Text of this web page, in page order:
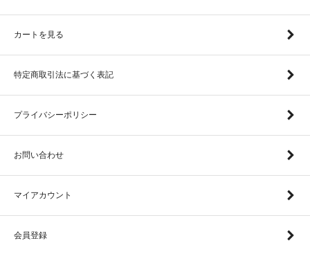
カートを見る
特定商取引法に基づく表記
プライバシーポリシー
お問い合わせ
マイアカウント
会員登録